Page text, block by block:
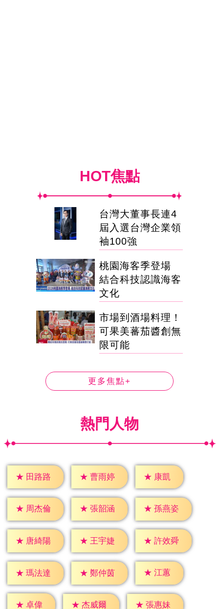
HOT焦點
台灣大董事長連4
屆入選台灣企業領
袖100強
桃園海客季登場
結合科技認識海客
文化
市場到酒場料理！
可果美蕃茄醬創無
限可能
更多焦點+
熱門人物
★ 田路路 ★ 曹雨婷 ★ 康凱
★ 周杰倫 ★ 張韶涵 ★ 孫燕姿
★ 唐綺陽 ★ 王宇婕 ★ 許效舜
★ 瑪法達 ★ 鄭仲茵 ★ 江蕙
★ 卓偉 ★ 杰威爾 ★ 張惠妹